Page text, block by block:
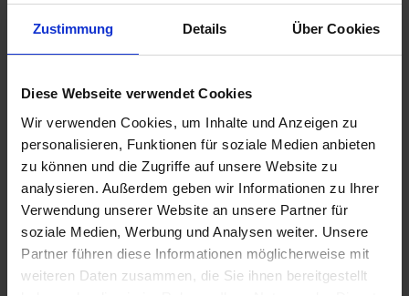
Zustimmung Details Über Cookies
Diese Webseite verwendet Cookies
Wir verwenden Cookies, um Inhalte und Anzeigen zu
personalisieren, Funktionen für soziale Medien anbieten
zu können und die Zugriffe auf unsere Website zu
analysieren. Außerdem geben wir Informationen zu Ihrer
Verwendung unserer Website an unsere Partner für
soziale Medien, Werbung und Analysen weiter. Unsere
Partner führen diese Informationen möglicherweise mit
weiteren Daten zusammen, die Sie ihnen bereitgestellt
IN DEN
WARENKORB
IN DEN
WARENKORB
5,50 € / kg
55,00 €pro 10 kg Sack
58,85 €
inkl. 7% MwSt.,zzgl. Versandkosten
Auf Lager